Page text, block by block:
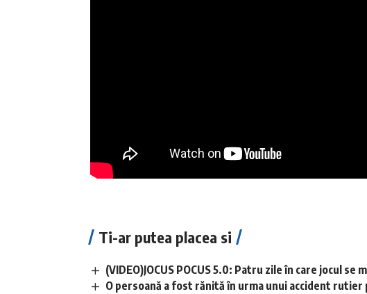
Ti-ar putea placea si
(VIDEO)JOCUS POCUS 5.0: Patru zile în care jocul se
O persoană a fost rănită în urma unui accident